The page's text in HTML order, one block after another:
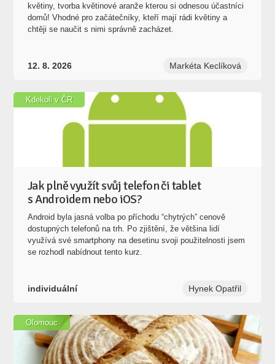
květiny, tvorba květinové aranže kterou si odnesou účastníci
domů! Vhodné pro začátečníky, kteří mají rádi květiny a
chtěji se naučit s nimi správně zacházet.
12. 8. 2026 Markéta Keclíková
Jak plně využít svůj telefon či tablet
s Androidem nebo iOS?
Android byla jasná volba po příchodu “chytrých” cenově
dostupných telefonů na trh. Po zjištění, že většina lidí
využívá své smartphony na desetinu svoji použitelnosti jsem
se rozhodl nabídnout tento kurz.
individuální Hynek Opatřil
Kdekoli v ČR
Olomouc